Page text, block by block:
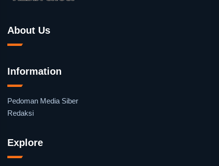
About Us
Information
Pedoman Media Siber
Redaksi
Explore